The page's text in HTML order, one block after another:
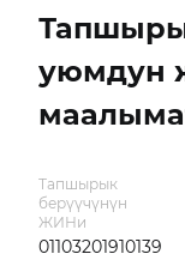
уюмдун
Тапшырык
берүүчүнүн
ЖИНи
01103201910139